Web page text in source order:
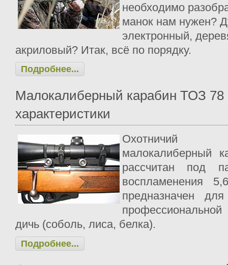
необходимо
манок нам нужен?
электронный,
акриловый? Итак, всё по порядку.
Подробнее...
Малокалиберный карабин ТОЗ 78
характеристики
Охотничий
малокалиберный
рассчитан под
воспламенения
предназначен
дичь (соболь, лиса, белка).
Подробнее...